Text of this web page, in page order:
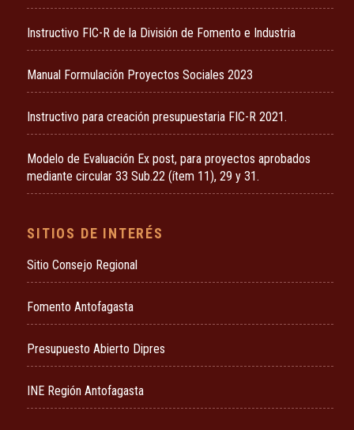
Instructivo FIC-R de la División de Fomento e Industria
Manual Formulación Proyectos Sociales 2023
Instructivo para creación presupuestaria FIC-R 2021.
Modelo de Evaluación Ex post, para proyectos aprobados
mediante circular 33 Sub.22 (ítem 11), 29 y 31.
SITIOS DE INTERÉS
Sitio Consejo Regional
Fomento Antofagasta
Presupuesto Abierto Dipres
INE Región Antofagasta